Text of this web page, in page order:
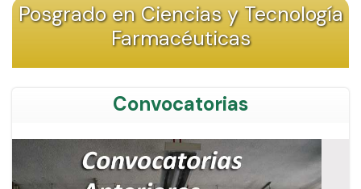
Posgrado en Ciencias y Tecnología
Farmacéuticas
Convocatorias